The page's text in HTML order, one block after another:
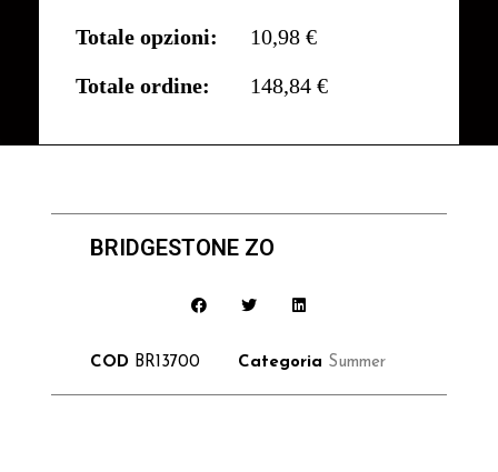
Totale opzioni:
10,98 €
Totale ordine:
148,84 €
BRIDGESTONE ZO
COD BR13700 Categoria Summer